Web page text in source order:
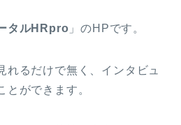
タルHRpro 」のHPです。
れるだけで無く、インタビュ
とができます。